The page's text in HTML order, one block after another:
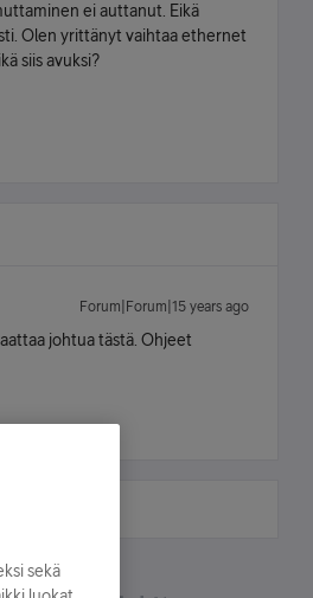
ei auttanut. Eikä
Olen yrittänyt vaihtaa ethernet
siis avuksi?
Forum|Forum|15 years ago
johtua tästä. Ohjeet
sekä